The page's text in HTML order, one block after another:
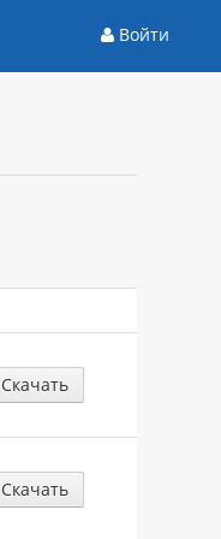
Войти
Скачать
Скачать